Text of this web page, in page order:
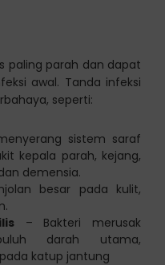
paling parah dan dapat
awal. Tanda infeksi
seperti:
sistem saraf
kepala parah, kejang,
demensia.
besar pada kulit,
– Bakteri merusak
darah utama,
katup jantung